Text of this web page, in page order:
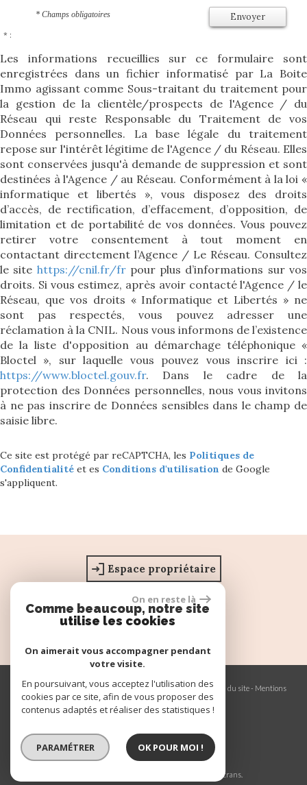
Envoyer
* Champs obligatoires
* :
Les informations recueillies sur ce formulaire sont
enregistrées dans un fichier informatisé par La Boite
Immo agissant comme Sous-traitant du traitement pour
la gestion de la clientèle/prospects de l'Agence / du
Réseau qui reste Responsable du Traitement de vos
Données personnelles. La base légale du traitement
repose sur l'intérêt légitime de l'Agence / du Réseau. Elles
sont conservées jusqu'à demande de suppression et sont
destinées à l'Agence / au Réseau. Conformément à la loi «
informatique et libertés », vous disposez des droits
d’accès, de rectification, d’effacement, d’opposition, de
limitation et de portabilité de vos données. Vous pouvez
retirer votre consentement à tout moment en
contactant directement l’Agence / Le Réseau. Consultez
le site https://cnil.fr/frpour plus d’informations sur vos
droits. Si vous estimez, après avoir contacté l'Agence / le
Réseau, que vos droits « Informatique et Libertés » ne
sont pas respectés, vous pouvez adresser une
réclamation à la CNIL. Nous vous informons de l’existence
de la liste d'opposition au démarchage téléphonique «
Bloctel », sur laquelle vous pouvez vous inscrire ici :
https://www.bloctel.gouv.fr. Dans le cadre de la
protection des Données personnelles, nous vous invitons
à ne pas inscrire de Données sensibles dans le champ de
saisie libre.
Ce site est protégé par reCAPTCHA, les Politiques de
Confidentialité et es Conditions d'utilisation de Google
s'appliquent.
Espace propriétaire
© 2026 | Tous droits réservés | Traduction powered by Google -Plan du site- Mentions
légales-Nos honoraires-Partenaires-Admin-Politique RGPD
Site internet compatible multi-supports,
un seul site adaptable à tous les types d'écrans.
On en reste là
Comme beaucoup, notre site
utilise les cookies
On aimerait vous accompagner pendant
votre visite.
En poursuivant, vous acceptez l'utilisation des
cookies par ce site, afin de vous proposer des
contenus adaptés et réaliser des statistiques !
PARAMÉTRER OK POUR MOI !